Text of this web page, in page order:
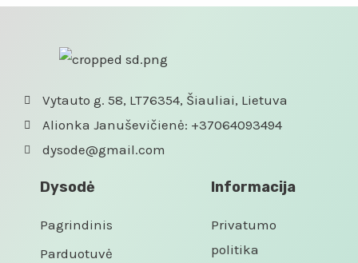
Vytauto g. 58, LT76354, Šiauliai, Lietuva
Alionka Januševičienė: +37064093494
dysode@gmail.com
Dysodė
Pagrindinis
Parduotuvė
Informacija
Privatumo
politika